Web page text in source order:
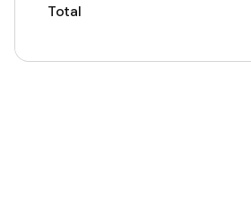
Total